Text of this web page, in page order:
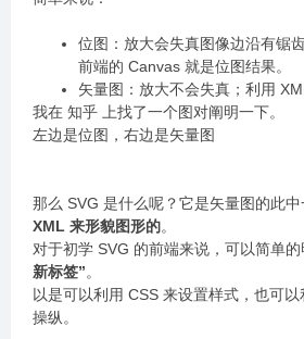
位图：放大会失真图像边沿有锯
前端的 Canvas 就是位图结果。
矢量图：放大不会失真；利用
我在 知乎 上找了一个图对阐明一下。
左边是位图，右边是矢量图
那么 SVG 是什么呢？它是矢量图的此中
XML 来形貌图形的。
对于初学 SVG 的前端来说，可以简单的
新标签”。
以是可以利用 CSS 来设置样式，也可
操纵。